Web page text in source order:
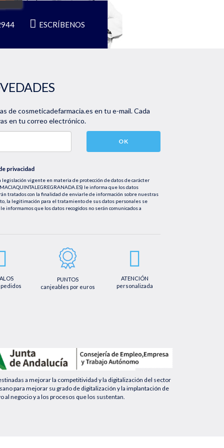
ESCRÍBENOS
de cosmeticadefarmacia.es en tu e-mail. Cada
en tu correo electrónico.
OK
privacidad
vigente en materia de protección de datos de carácter
le informa que los datos
tratados con la finalidad de enviarle de información sobre nuestras
la legitimación para el tratamiento de sus datos personales se
informamos que los datos recogidos no serán comunicados a
info@farmaciaquintalegregranada.es, así como a través de los
politica-privacidad/
PUNTOS
canjeables por euros
ATENCIÓN
personalizada
a mejorar la competitividad y la digitalización del sector
para mejorar su grado de digitalización y la implantación de
negocio y a los procesos que los sustentan.